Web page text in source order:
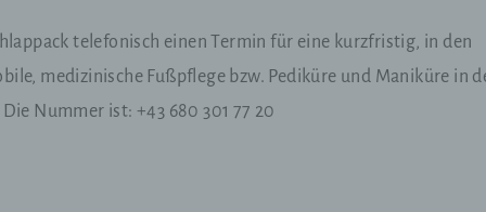
telefonisch einen Termin für eine kurzfristig, in den
medizinische Fußpflege bzw. Pediküre und Maniküre in
Nummer ist: +43 680 301 77 20
Einschränkung der Verarbeitung